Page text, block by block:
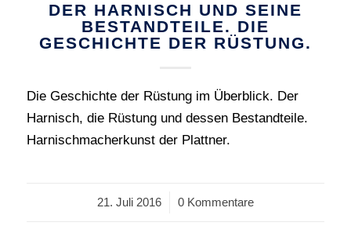
DER HARNISCH UND SEINE
BESTANDTEILE. DIE
GESCHICHTE DER RÜSTUNG.
Die Geschichte der Rüstung im Überblick. Der
Harnisch, die Rüstung und dessen Bestandteile.
Harnischmacherkunst der Plattner.
21. Juli 2016
/ 0 Kommentare